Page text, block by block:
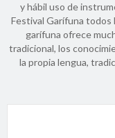
y hábil uso de
Festival Garífuna todos
garífuna ofrece
tradicional, los
la propia lengua,